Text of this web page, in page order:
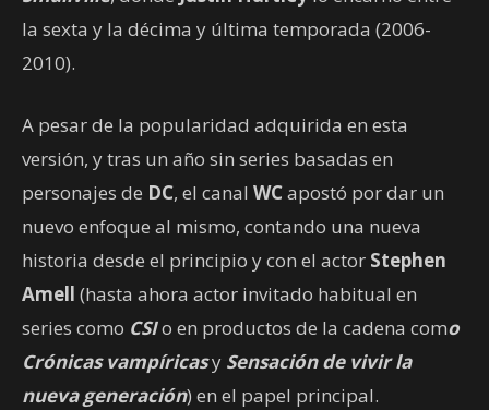
la sexta y la décima y última temporada (2006-
2010).
A pesar de la popularidad adquirida en esta
versión, y tras un año sin series basadas en
personajes de DC, el canal WCapostó por dar un
nuevo enfoque al mismo, contando una nueva
historia desde el principio y con el actor Stephen
Amell (hasta ahora actor invitado habitual en
series como CSIo en productos de la cadena como
Crónicas vampíricasy Sensación de vivir la
nueva generación) en el papel principal.